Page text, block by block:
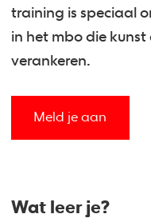
training is speciaal
in het mbo die kunst
verankeren.
Meld je aan
Wat leer je?